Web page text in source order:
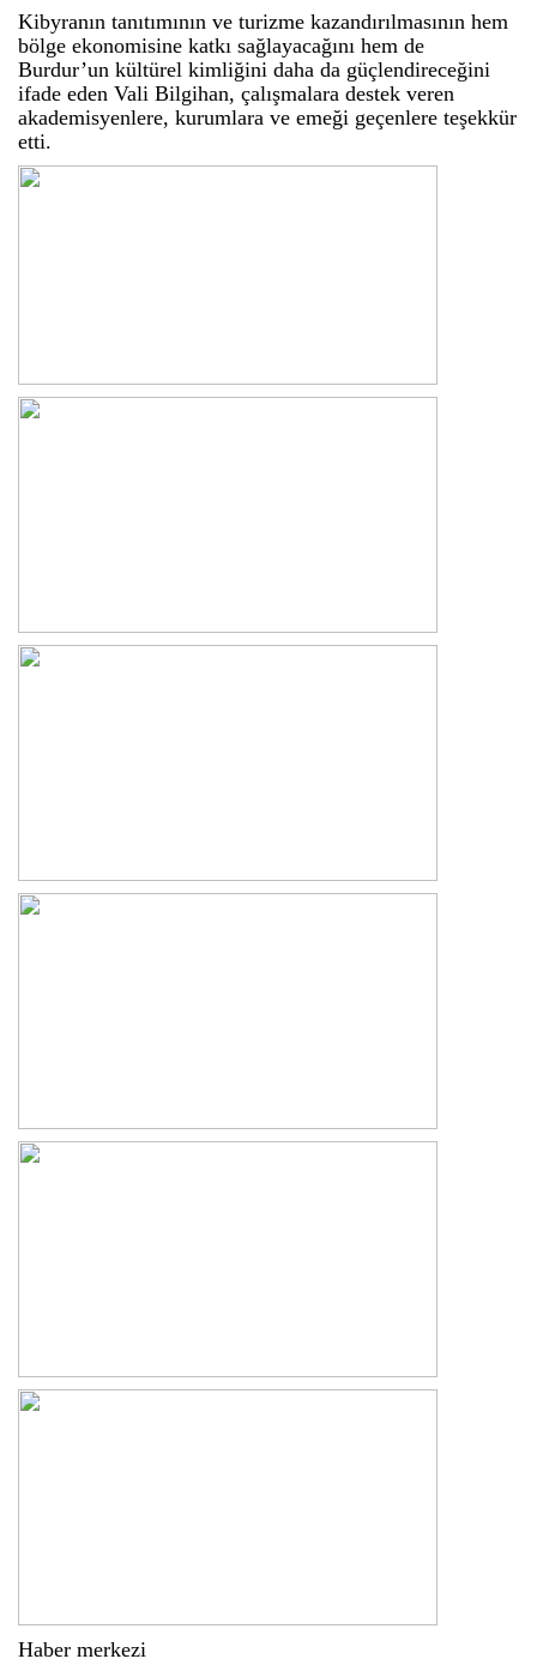
Kibyranın tanıtımının ve turizme kazandırılmasının hem
bölge ekonomisine katkı sağlayacağını hem de
Burdur’un kültürel kimliğini daha da güçlendireceğini
ifade eden Vali Bilgihan, çalışmalara destek veren
akademisyenlere, kurumlara ve emeği geçenlere teşekkür
etti.
Haber merkezi